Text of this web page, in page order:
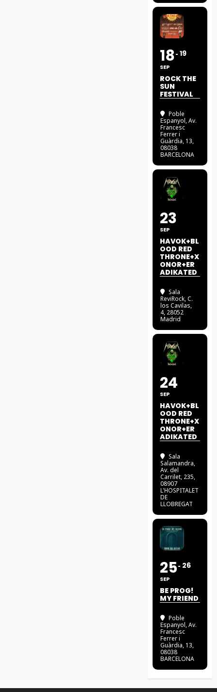
18
SEP
19
ROCK THE
SUN
FESTIVAL
Poble
Espanyol, Av.
Francesc
Ferrer i
Guàrdia, 13,
08038
BARCELONA
23
SEP
HAVOK+BL
OOD RED
THRONE+X
ONOR+ER
ADIKATED
Sala
ReviRock, C.
los Cavilas,
4, 28052
Madrid
24
SEP
HAVOK+BL
OOD RED
THRONE+X
ONOR+ER
ADIKATED
Sala
Salamandra,
Av. del
Carrilet, 235,
08907
L'HOSPITALET
DE
LLOBREGAT
25
SEP
26
BE PROG!
MY FRIEND
Poble
Espanyol, Av.
Francesc
Ferrer i
Guàrdia, 13,
08038
BARCELONA